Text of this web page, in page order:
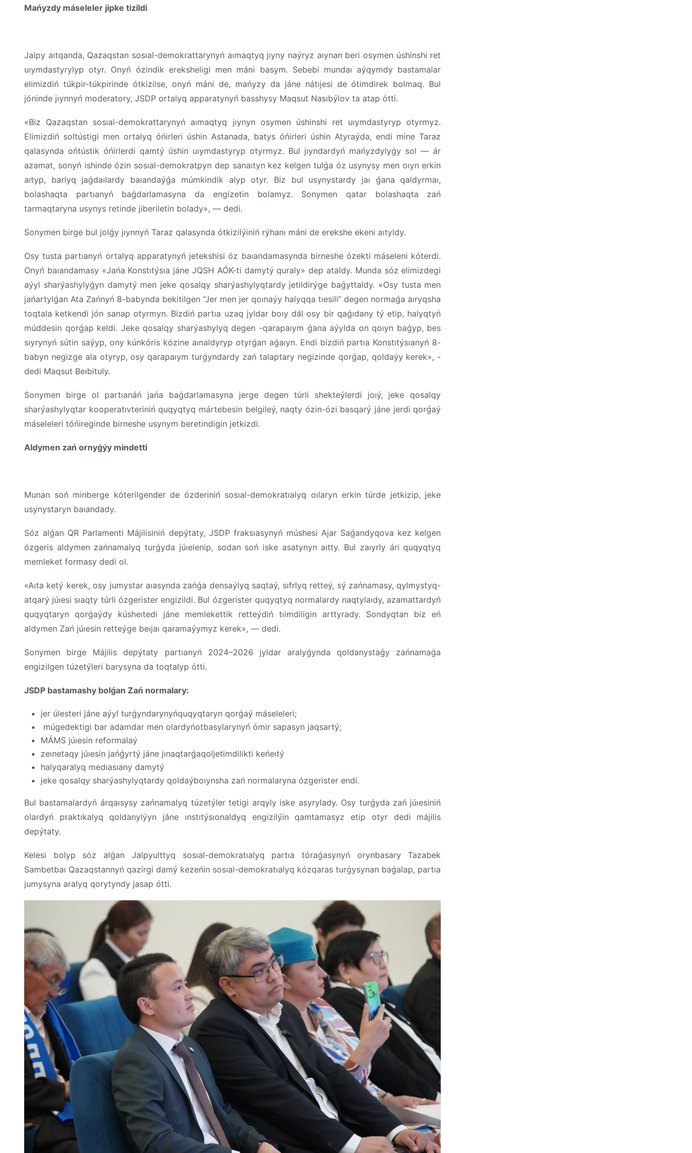
Mańyzdy máseleler jipke tizildi
Jalpy aıtqanda, Qazaqstan sosıal-demokrattarynyń aımaqtyq jıyny naýryz aıynan beri osymen úshinshi ret
uıymdastyrylyp otyr. Onyń ózindik ereksheligi men máni basym. Sebebi mundaı aýqymdy bastamalar
elimizdiń túkpir-túkpirinde ótkizilse, onyń máni de, mańyzyda jáne nátıjesi deótimdirek bolmaq. Bul
jóninde jıynnyń moderatory, JSDP ortalyq apparatynyń basshysy Maqsut Nasıbýlov ta atap ótti.
«Biz Qazaqstan sosıal-demokrattarynyń aımaqtyq jıynyn osymen úshinshi ret uıymdastyryp otyrmyz.
Elimizdiń soltústigi menortalyq óńirleri úshin Astanada, batys óńirleri úshin Atyraýda,endi mine Taraz
qalasynda ońtústikóńirlerdi qamtý úshin uıymdastyryp otyrmyz. Bul jıyndardyń mańyzdylyǵy sol — ár
azamat, sonyń ishinde ózin sosıal-demokratpyn dep sanaıtyn kez kelgen tulǵa óz usynysy men oıynerkin
aıtyp, barlyq jaǵdaılardy baıandaýǵa múmkindik alyp otyr. Biz bul usynystardy jaı ǵana qaldyrmaı,
bolashaqta
partıanyń baǵdarlamasyna da engizetin bolamyz. Sonymen qatar bolashaqta
zań
tarmaqtaryna usynys retinde jiberiletin bolady», — dedi.
Sonymen birge bul jolǵy jıynnyń Taraz qalasynda ótkizilýiniń rýhanı máni de erekshe ekeni aıtyldy.
Osytusta partıanyń ortalyq apparatynyń jetekshisi óz baıandamasynda birneshe ózekti máseleni kóterdi.
Onyń baıandamasy«Jańa Konstıtýsıa jáne JQSH AÓK-ti damytý quraly»dep ataldy. Munda sóz elimizdegi
aýyl sharýashylyǵyn damytýmen jeke qosalqy sharýashylyqtardy jetildirýge baǵyttaldy. «Osy tusta men
jańartylǵan Ata Zańnyń 8-babynda bekitilgen “Jer men jer qoınaýy halyqqa tıesili”degen normaǵa aıryqsha
toqtala ketkendi jón sanap otyrmyn. Bizdiń partıa uzaq jyldar boıy dál osy bir qaǵıdanytýetip, halyqtyń
múddesin qorǵap keldi. Jekeqosalqy sharýashylyq degen -qarapaıym ǵana aýylda onqoıyn baǵyp, bes
sıyrynyń sútin saýyp, ony kúnkóris kózine aınaldyryp otyrǵan aǵaıyn. Endi bizdiń partıa Konstıtýsıanyń 8-
babyn negizgeala otyryp, osyqarapaıym turǵyndardy zań talaptary negizinde qorǵap, qoldaýykerek», -
dedi Maqsut Beıbituly.
Sonymen birge ol partıanáń jańa baǵdarlamasyna jerge degen túrli shekteýlerdi joıý, jeke qosalqy
sharýashylyqtar kooperatıvteriniń quqyqtyq mártebesin belgileý, naqty ózin-ózi basqarý jáne jerdi qorǵaý
máseleleri tóńireginde birneshe usynym beretindigin jetkizdi.
Aldymen zań ornyǵýy mindetti
Munan soń minberge kóterilgenderde ózderiniń sosıal-demokratıalyq oılaryn erkin túrde jetkizip, jeke
usynystaryn baıandady.
Sóz alǵan QR Parlamenti Májilisiniń depýtaty, JSDP fraksıasynyń múshesi Ajar Saǵandyqova kez kelgen
ózgeris aldymen zańnamalyq turǵyda júıelenip, sodan soń iske asatynyn aıtty. Bul zaıyrly ári quqyqtyq
memleket formasy dedi ol.
«Aıta ketý kerek, osy jumystar aıasynda zańǵa densaýlyq saqtaý, sıfrlyq retteý, sý zańnamasy,qylmystyq-
atqarý júıesi sıaqty túrli ózgeristerengizildi. Bul ózgerister quqyqtyq normalardy naqtylaıdy, azamattardyń
quqyqtaryn
qorǵaýdy kúsheıtedi jáne memlekettik retteýdiń tıimdiligin arttyrady. Sondyqtan biz
eń
aldymen Zań júıesin retteýge beıjaı qaramaýymyz kerek», — dedi.
Sonymen birge Májilis depýtaty partıanyń 2024–2026 jyldar aralyǵynda qoldanystaǵy zańnamaǵa
engizilgen túzetýleri barysyna da toqtalyp ótti.
JSDP bastamashy bolǵan Zań normalary:
jer úlesteri jáne aýyl turǵyndarynyńquqyqtaryn qorǵaý máseleleri;
múgedektigi bar adamdar men olardyńotbasylarynyń ómir sapasyn jaqsartý;
MÁMS júıesin reformalaý
zeınetaqy júıesin jańǵyrtý jáne jınaqtarǵaqoljetimdilikti keńeıtý
halyqaralyq medıasıany damytý
jeke qosalqy sharýashylyqtardy qoldaýboıynsha zań normalaryna ózgerister endi.
Bul bastamalardyń árqaısysy zańnamalyq túzetýler tetigi arqyly iske asyrylady. Osy turǵyda zań júıesiniń
olardyń
praktıkalyqqoldanylýyn jáne ınstıtýsıonaldyq engizilýinqamtamasyz etip otyr dedi
májilis
depýtaty.
Kelesi bolyp sóz alǵan Jalpyulttyq sosıal-demokratıalyq partıa tóraǵasynyń orynbasaryTazabek
Sambetbaı Qazaqstannyń qazirgi damý kezeńin sosıal-demokratıalyq kózqarasturǵysynan baǵalap, partıa
jumysyna aralyq qorytyndy jasap ótti.